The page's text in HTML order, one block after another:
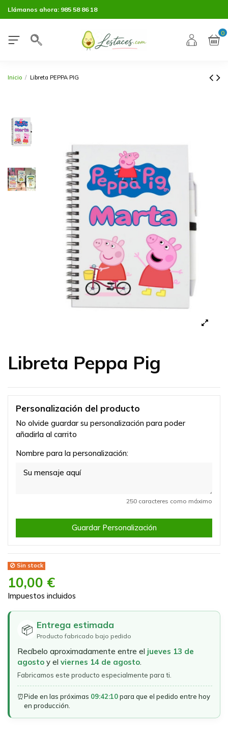
Llámanos ahora: 985 58 86 18
0
Inicio Libreta PEPPA PIG
Libreta Peppa Pig
Personalización del producto
No olvide guardar su personalización para poder
añadirla al carrito
Nombre para la personalización:
250 caracteres como máximo
Guardar Personalización
Sin stock
10,00 €
Impuestos incluidos
📦 Entrega estimada
Producto fabricado bajo pedido
Recíbelo aproximadamente entre el jueves 13 de
agosto y el viernes 14 de agosto.
Fabricamos este producto especialmente para ti.
⏰Pide en las próximas 09:42:10para que el pedido entre hoy
en producción.